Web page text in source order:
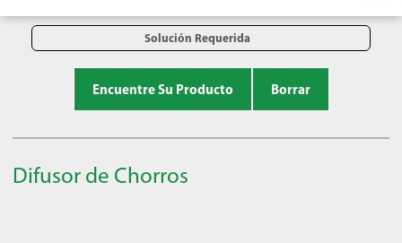
Solución Requerida
Encuentre Su Producto Borrar
Difusor de Chorros